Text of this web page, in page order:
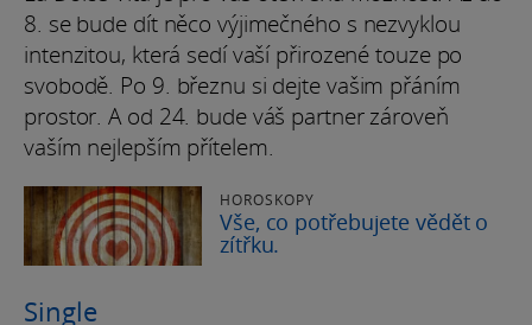
8. se bude dít něco výjimečného s nezvyklou
intenzitou, která sedí vaší přirozené touze po
svobodě. Po 9. březnu si dejte vašim přáním
prostor. A od 24. bude váš partner zároveň
vaším nejlepším přítelem.
HOROSKOPY
Vše, co potřebujete vědět o
zítřku.
Single